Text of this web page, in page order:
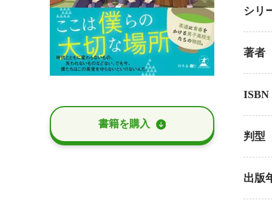
書籍を購⼊
シリ
著者
ISBN
判型
出版